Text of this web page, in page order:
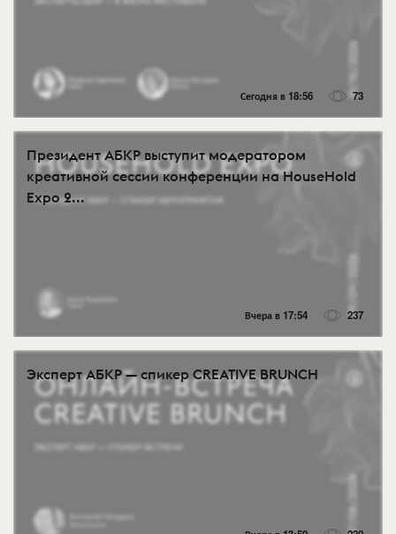
Сегодня в 18:56 73
Президент АБКР выступит модератором
креативной сессии конференции на HouseHold
Expo 2...
Вчера в 17:54 237
Эксперт АБКР — спикер CREATIVE BRUNCH